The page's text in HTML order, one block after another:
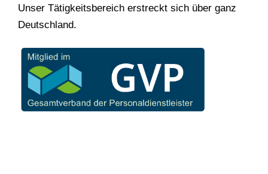
Unser Tätigkeitsbereich erstreckt sich über ganz
Deutschland.